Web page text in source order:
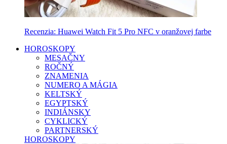
Recenzia: Huawei Watch Fit 5 Pro NFC v oranžovej farbe
HOROSKOPY
MESAČNY
ROČNÝ
ZNAMENIA
NUMERO A MÁGIA
KELTSKÝ
EGYPTSKÝ
INDIÁNSKY
CYKLICKÝ
PARTNERSKÝ
HOROSKOPY